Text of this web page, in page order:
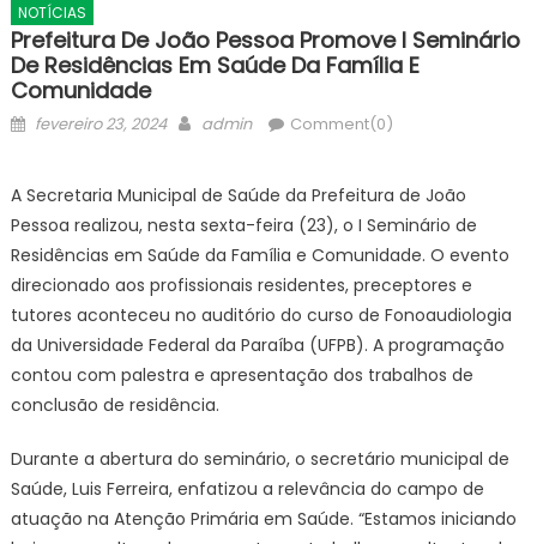
NOTÍCIAS
Prefeitura De João Pessoa Promove I Seminário
De Residências Em Saúde Da Família E
Comunidade
Posted
fevereiro 23, 2024 Author
admin Comment(0)
A Secretaria Municipal de Saúde da Prefeitura de João
Pessoa realizou, nesta sexta-feira (23), o I Seminário de
Residências em Saúde da Família e Comunidade. O evento
direcionado aos profissionais residentes, preceptores e
tutores aconteceu no auditório do curso de Fonoaudiologia
da Universidade Federal da Paraíba (UFPB). A programação
contou com palestra e apresentação dos trabalhos de
conclusão de residência.
Durante a abertura do seminário, o secretário municipal de
Saúde, Luis Ferreira, enfatizou a relevância do campo de
atuação na Atenção Primária em Saúde. “Estamos iniciando